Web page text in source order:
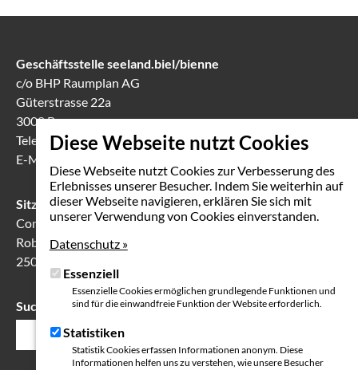
Diese Webseite nutzt Cookies
Diese Webseite nutzt Cookies zur Verbesserung des
Erlebnisses unserer Besucher. Indem Sie weiterhin auf
dieser Webseite navigieren, erklären Sie sich mit
unserer Verwendung von Cookies einverstanden.
Datenschutz »
Essenziell
Essenzielle Cookies ermöglichen grundlegende Funktionen und
sind für die einwandfreie Funktion der Website erforderlich.
Statistiken
Statistik Cookies erfassen Informationen anonym. Diese
Informationen helfen uns zu verstehen, wie unsere Besucher
Geschäftsstelle seeland.biel/bienne
c/o BHP Raumplan AG
Güterstrasse 22a
3008 Bern
Telefon031 388 60 60
E-Mail
Sitzungslokal in Biel
Communication Center
Robert-Walser-Platz 7
2503 Biel
Suchfeld
Suche